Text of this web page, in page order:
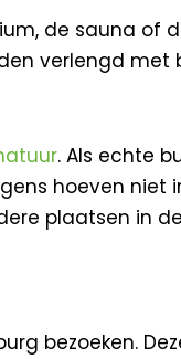
de sauna of
verlengd
. Als echte
hoeven niet
plaatsen in
bezoeken.